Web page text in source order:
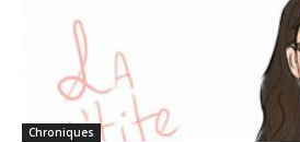
Chroniques